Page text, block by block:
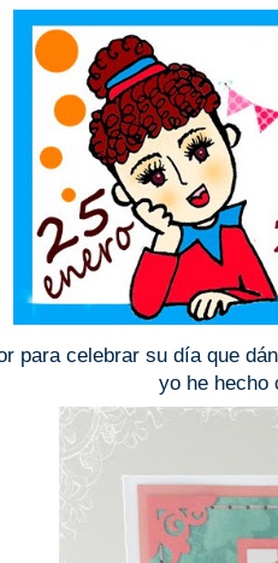
para celebrar su día que
yo he hecho